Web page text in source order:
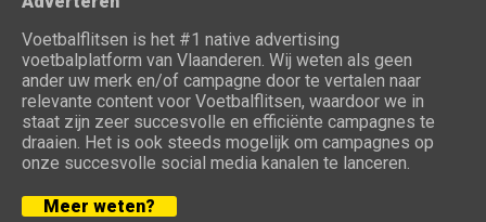
Voetbalflitsen is het #1 native advertising
voetbalplatform van Vlaanderen. Wij weten als geen
ander uw merk en/of campagne door te vertalen naar
relevante content voor Voetbalflitsen, waardoor we in
staat zijn zeer succesvolle en efficiënte campagnes te
draaien. Het is ook steeds mogelijk om campagnes op
onze succesvolle social media kanalen te lanceren.
Meer weten?